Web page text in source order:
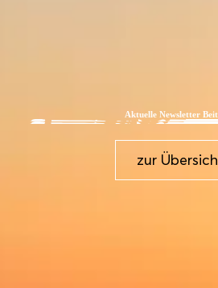
Aktuelle Newsletter
zur